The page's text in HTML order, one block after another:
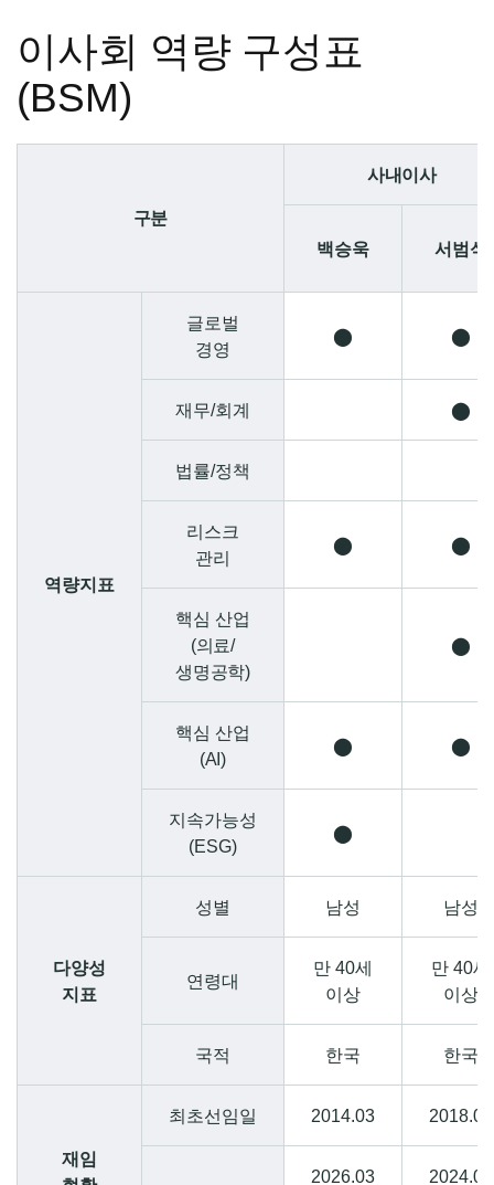
이사회 역량 구성표
(BSM)
구분
사내이사
백승욱 서범석
역량지표
글로벌
경영
⬤ ⬤
재무/회계 ⬤
법률/정책
리스크
관리
⬤ ⬤
핵심 산업
(의료/
생명공학)
⬤
핵심 산업
(AI)
⬤ ⬤
지속가능성
(ESG)
⬤
다양성
지표
성별 남성 남성
연령대
만 40세
이상
만 40세
이상
국적 한국 한국
재임
최초선임일 2014.03 2018.06
2026.03 2024.03